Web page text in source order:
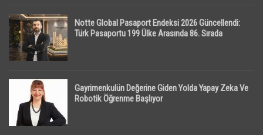
Notte Global Pasaport Endeksi 2026 Güncellendi:
Türk Pasaportu 199 Ülke Arasında 86. Sırada
Gayrimenkulün Değerine Giden Yolda Yapay Zeka Ve
Robotik Öğrenme Başlıyor